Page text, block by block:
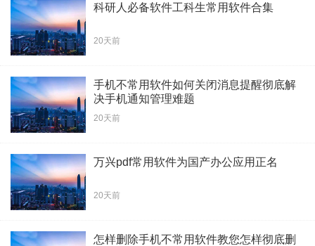
科研人必备软件工科生常用软件合集
20天前
手机不常用软件如何关闭消息提醒彻底解
决手机通知管理难题
20天前
万兴pdf常用软件为国产办公应用正名
20天前
怎样删除手机不常用软件教您怎样彻底删